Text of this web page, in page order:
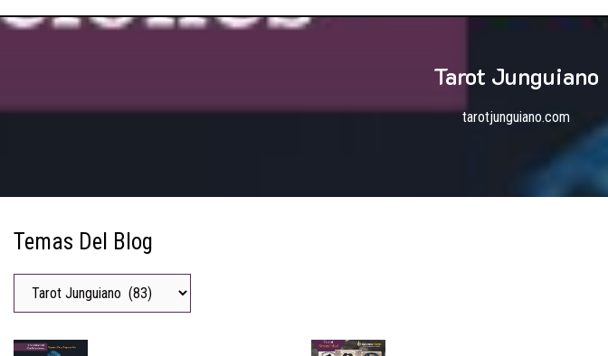
Tarot Junguiano
tarotjunguiano.com
Temas Del Blog